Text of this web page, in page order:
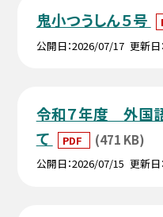
鬼小つうしん５号
公開日 2026/07/17 更新日
令和７年度 外国
て
PDF (471 KB)
公開日 2026/07/15 更新日